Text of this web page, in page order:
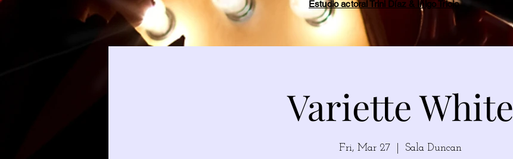
Estudio actoral Trini Díaz & Íñigo Tricio
Variette White
Fri, Mar 27 Sala Duncan